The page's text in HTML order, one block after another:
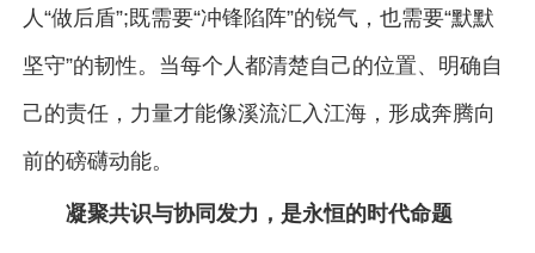
人“做后盾”;既需要“冲锋陷阵”的锐气，也需要“默默
坚守”的韧性。当每个人都清楚自己的位置、明确自
己的责任，力量才能像溪流汇入江海，形成奔腾向
前的磅礴动能。
凝聚共识与协同发力，是永恒的时代命题